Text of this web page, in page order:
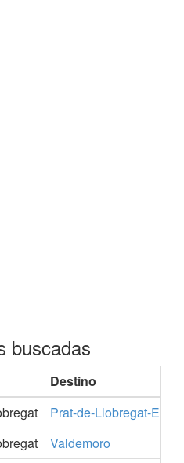
buscadas
Destino
Prat-de-Llobregat-El
Valdemoro